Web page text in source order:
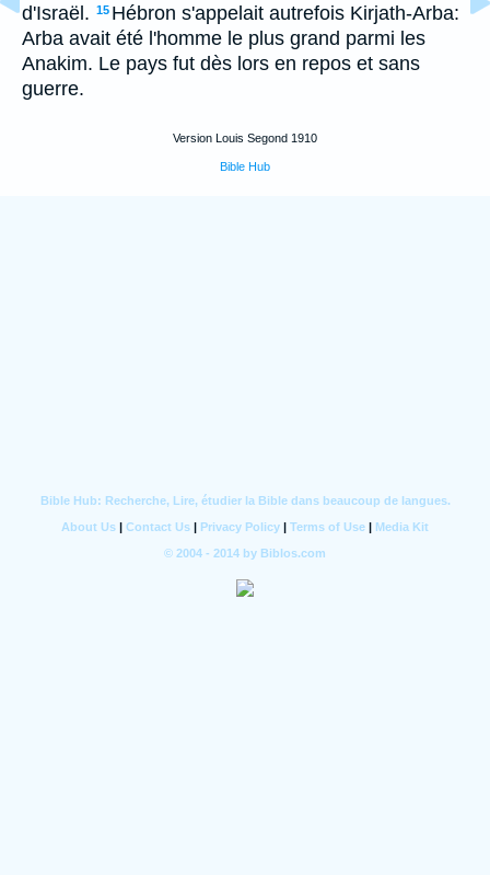
d'Israël. 15 Hébron s'appelait autrefois Kirjath-Arba:
Arba avait été l'homme le plus grand parmi les
Anakim. Le pays fut dès lors en repos et sans
guerre.
Version Louis Segond 1910
Bible Hub